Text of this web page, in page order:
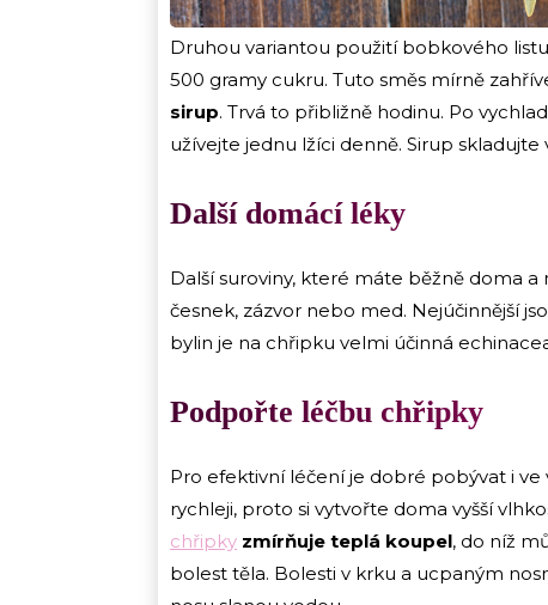
Druhou variantou použití bobkového
500 gramy cukru. Tuto směs mírně
sirup. Trvá to přibližně hodinu. Po
užívejte jednu lžíci denně. Sirup skladujte
Další domácí léky
Další suroviny, které máte běžně doma
česnek, zázvor nebo med. Nejúčinnější
bylin je na chřipku velmi účinná
Podpořte léčbu chřipky
Pro efektivní léčení je dobré pobývat i
rychleji, proto si vytvořte doma vyšší
chřipky zmírňuje teplá koupel, do níž
bolest těla. Bolesti v krku a ucpaným